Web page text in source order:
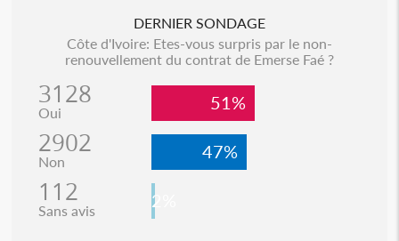
DERNIER SONDAGE
Côte d'Ivoire: Etes-vous surpris par le non-
renouvellement du contrat de Emerse Faé ?
3128
Oui 51%
2902
Non 47%
112
Sans avis 2%